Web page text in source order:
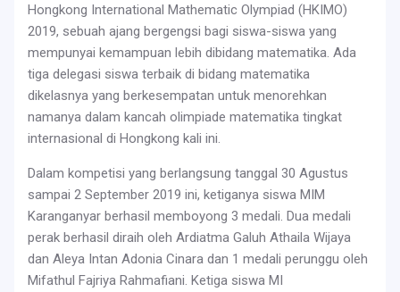
Hongkong International Mathematic Olympiad (HKIMO)
2019, sebuah ajang bergengsi bagi siswa-siswa yang
mempunyai kemampuan lebih dibidang matematika. Ada
tiga delegasi siswa terbaik di bidang matematika
dikelasnya yang berkesempatan untuk menorehkan
namanya dalam kancah olimpiade matematika tingkat
internasional di Hongkong kali ini.
Dalam kompetisi yang berlangsung tanggal 30 Agustus
sampai 2 September 2019 ini, ketiganya siswa MIM
Karanganyar berhasil memboyong 3 medali. Dua medali
perak berhasil diraih oleh Ardiatma Galuh Athaila Wijaya
dan Aleya Intan Adonia Cinara dan 1 medali perunggu oleh
Mifathul Fajriya Rahmafiani. Ketiga siswa MI